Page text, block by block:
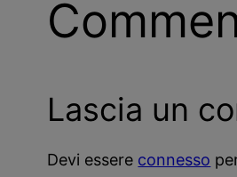
Lascia un
Devi essere connesso